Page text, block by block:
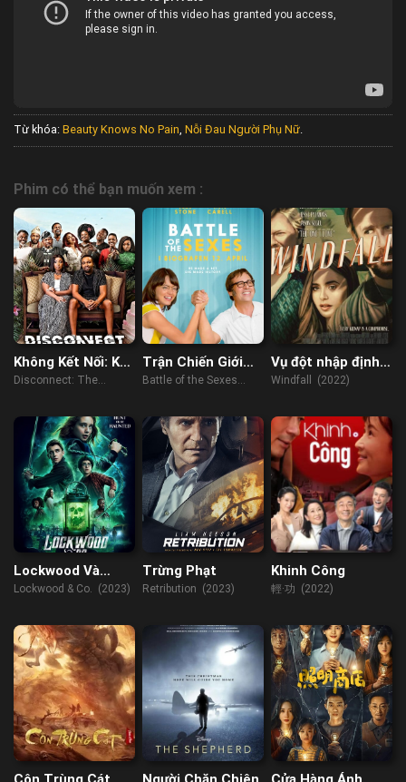
Từ khóa: Beauty Knows No Pain, Nỗi Đau Người Phụ Nữ.
Phim có thể bạn muốn xem :
Không Kết Nối: Kế
Hoạch Lễ Cưới
Disconnect: The
(2023)
Trận Chiến Giới
Tính
Battle of the Sexes
Vụ đột nhập định
mệnh
Windfall (2022)
Lockwood Và
Đồng Sự
Lockwood & Co. (2023)
Trừng Phạt
Retribution (2023)
Khinh Công
輕·功 (2022)